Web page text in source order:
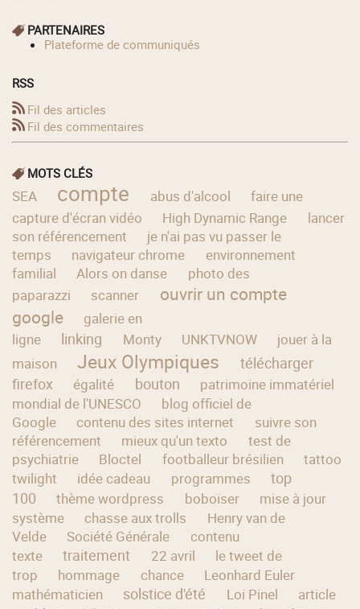
PARTENAIRES
Plateforme de communiqués
RSS
Fil des articles
Fil des commentaires
MOTS CLÉS
SEA compte abus d'alcool
faire une
capture d'écran vidéo
High Dynamic Range
lancer
son référencement
je n'ai pas vu passer le
temps
navigateur chrome
environnement
familial
Alors on danse
photo des
paparazzi
scanner
ouvrir un compte
google
galerie en
ligne
linking Monty UNKTVNOW
jouer à la
maison
Jeux Olympiques
télécharger
firefox
égalité bouton
patrimoine immatériel
mondial de l'UNESCO
blog officiel de
Google
contenu des sites internet
suivre son
référencement
mieux qu'un texto
test de
psychiatrie
Bloctel footballeur brésilien
tattoo
twilight
idée cadeau programmes
top
100
thème wordpress boboïser
mise à jour
système
chasse aux trolls
Henry van de
Velde
Société Générale
contenu
texte
traitement 22 avril
le tweet de
trop
hommage chance
Leonhard Euler
mathématicien
solstice d'été Loi Pinel
article